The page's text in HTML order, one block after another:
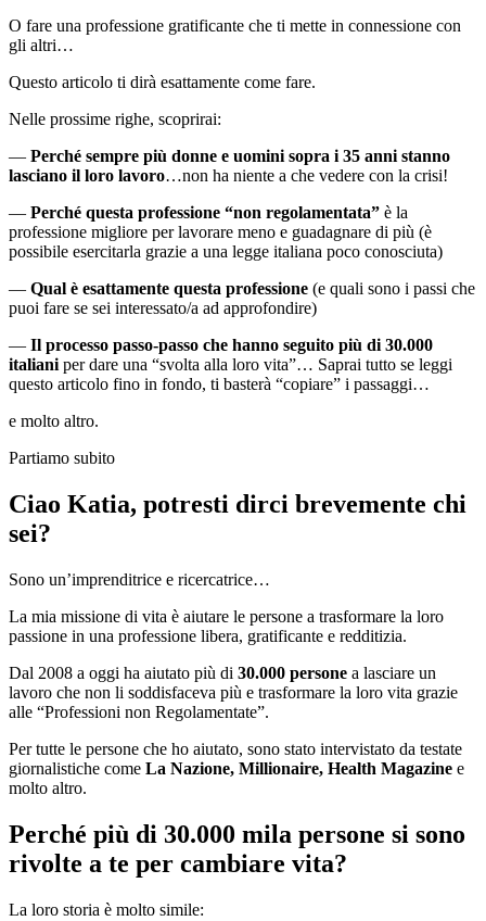
O fare una professione gratificante che ti mette in connessione con
gli altri…
Questo articolo ti dirà esattamente come fare.
Nelle prossime righe, scoprirai:
— Perché sempre più donne e uomini sopra i 35 anni stanno
lasciano il loro lavoro…non ha niente a che vedere con la crisi!
— Perché questa professione “non regolamentata” è la
professione migliore per lavorare meno e guadagnare di più (è
possibile esercitarla grazie a una legge italiana poco conosciuta)
— Qual è esattamente questa professione (e quali sono i passi che
puoi fare se sei interessato/a ad approfondire)
— Il processo passo-passo che hanno seguito più di 30.000
italianiper dare una “svolta alla loro vita”… Saprai tutto se leggi
questo articolo fino in fondo, ti basterà “copiare” i passaggi…
e molto altro.
Partiamo subito
Ciao Katia, potresti dirci brevemente chi
sei?
Sono un’imprenditrice e ricercatrice…
La mia missione di vita è aiutare le persone a trasformare la loro
passione in una professione libera, gratificante e redditizia.
Dal 2008 a oggi ha aiutato più di 30.000 persone a lasciare un
lavoro che non li soddisfaceva più e trasformare la loro vita grazie
alle “Professioni non Regolamentate”.
Per tutte le persone che ho aiutato, sono stato intervistato da testate
giornalistiche come La Nazione, Millionaire, Health Magazine e
molto altro.
Perché più di 30.000 mila persone si sono
rivolte a te per cambiare vita?
La loro storia è molto simile: